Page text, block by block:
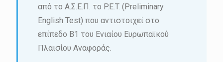
από το Α.Σ.Ε.Π. το P.E.T. (Preliminary
English Test) που αντιστοιχεί στο
επίπεδο Β1 του Ενιαίου Ευρωπαϊκού
Πλαισίου Αναφοράς.